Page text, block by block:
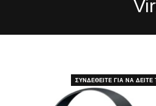
ΣΥΝΔΕΘΕΙΤΕ ΓΙΑ ΝΑ ΔΕΙΤΕ